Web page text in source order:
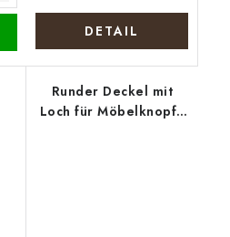
DETAIL
Runder Deckel mit
Loch für Möbelknopf -